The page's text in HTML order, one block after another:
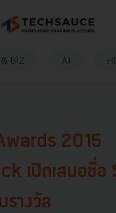
BIZ AI
2015
เปิดเสนอชื่อ
างวัล